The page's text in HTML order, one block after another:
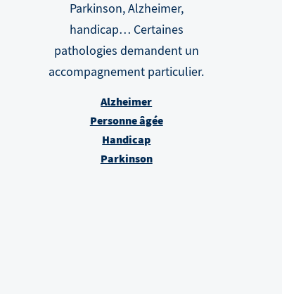
Parkinson, Alzheimer,
handicap… Certaines
pathologies demandent un
accompagnement particulier.
Alzheimer
Personne âgée
Handicap
Parkinson